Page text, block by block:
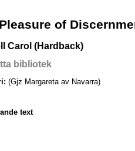
of
Carol (Hardback)
bibliotek
(Gjz Margareta av Navarra)
text